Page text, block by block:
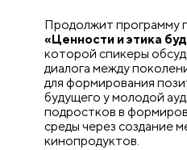
Продолжит программу
«Ценности и этика
которой спикеры
диалога между
для формирования
будущего у молодой
подростков в
среды через создание
кинопродуктов.